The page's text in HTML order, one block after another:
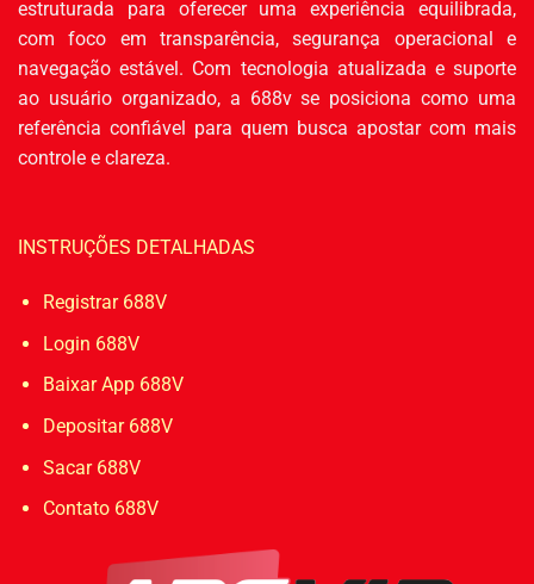
estruturada para oferecer uma experiência equilibrada,
com foco em transparência, segurança operacional e
navegação estável. Com tecnologia atualizada e suporte
ao usuário organizado, a 688v se posiciona como uma
referência confiável para quem busca apostar com mais
controle e clareza.
INSTRUÇÕES DETALHADAS
Registrar 688V
Login 688V
Baixar App 688V
Depositar 688V
Sacar 688V
Contato 688V